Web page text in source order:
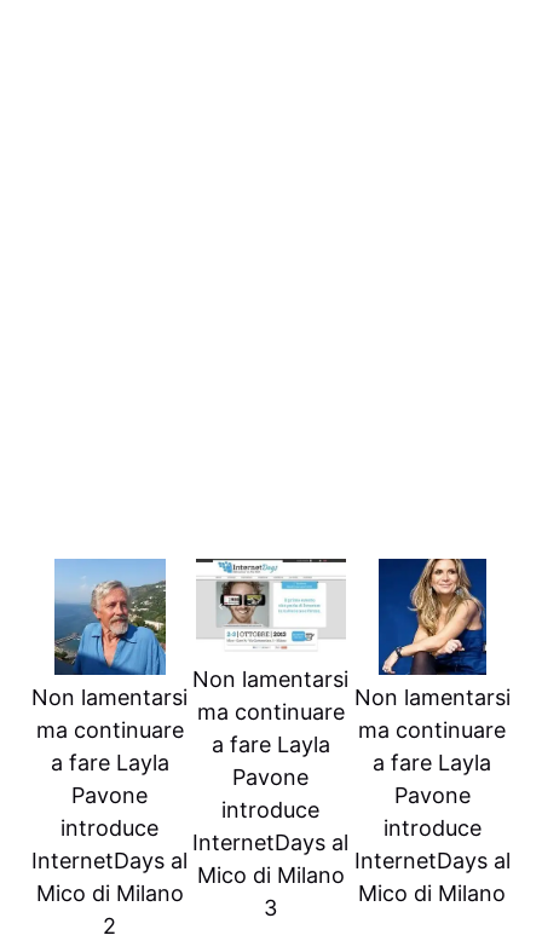
Non lamentarsi
ma continuare
a fare Layla
Pavone
introduce
InternetDays al
Mico di Milano
2
Non lamentarsi
ma continuare
a fare Layla
Pavone
introduce
InternetDays al
Mico di Milano
3
Non lamentarsi
ma continuare
a fare Layla
Pavone
introduce
InternetDays al
Mico di Milano